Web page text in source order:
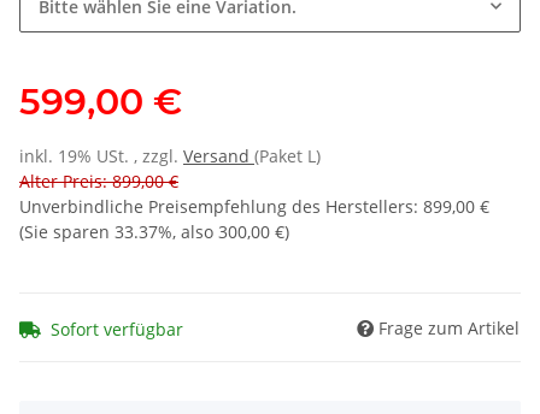
Bitte wählen Sie eine Variation.
599,00 €
inkl. 19% USt. , zzgl. Versand (Paket L)
Alter Preis: 899,00 €
Unverbindliche Preisempfehlung des Herstellers: 899,00 €
(Sie sparen 33.37%, also 300,00 €)
Sofort verfügbar Frage zum Artikel